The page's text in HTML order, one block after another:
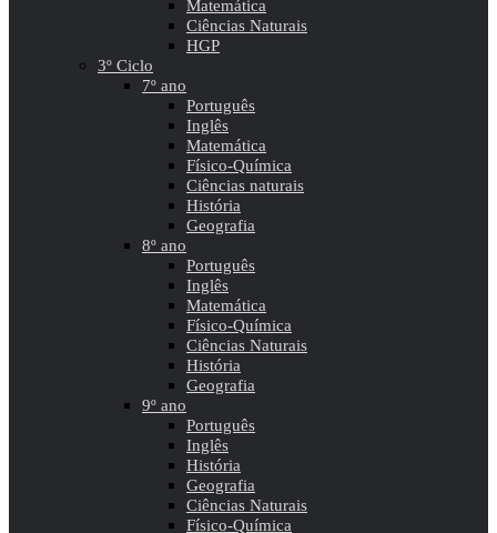
Matemática
Ciências Naturais
HGP
3º Ciclo
7º ano
Português
Inglês
Matemática
Físico-Química
Ciências naturais
História
Geografia
8º ano
Português
Inglês
Matemática
Físico-Química
Ciências Naturais
História
Geografia
9º ano
Português
Inglês
História
Geografia
Ciências Naturais
Físico-Química